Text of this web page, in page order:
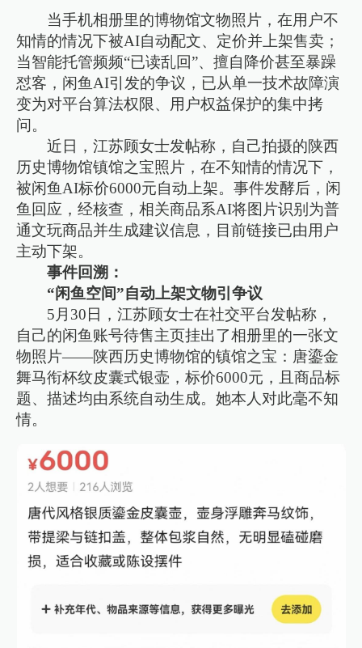
当手机相册里的博物馆文物照片，在用户不
知情的情况下被AI自动配文、定价并上架售卖；
当智能托管频频“已读乱回”、擅自降价甚至暴躁
怼客，闲鱼AI引发的争议，已从单一技术故障演
变为对平台算法权限、用户权益保护的集中拷
问。
近日，江苏顾女士发帖称，自己拍摄的陕西
历史博物馆镇馆之宝照片，在不知情的情况下，
被闲鱼AI标价6000元自动上架。事件发酵后，闲
鱼回应，经核查，相关商品系AI将图片识别为普
通文玩商品并生成建议信息，目前链接已由用户
主动下架。
事件回溯：
“闲鱼空间”自动上架文物引争议
5月30日，江苏顾女士在社交平台发帖称，
自己的闲鱼账号待售主页挂出了相册里的一张文
物照片——陕西历史博物馆的镇馆之宝：唐鎏金
舞马衔杯纹皮囊式银壶，标价6000元，且商品标
题、描述均由系统自动生成。她本人对此毫不知
情。